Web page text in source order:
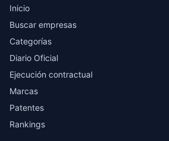
Inicio
Buscar empresas
Categorías
Diario Oficial
Ejecución contractual
Marcas
Patentes
Rankings